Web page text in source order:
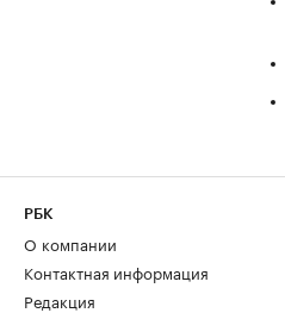
РБК
О компании
Контактная информация
Редакция